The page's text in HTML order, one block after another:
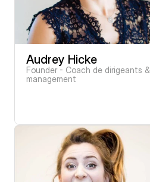
Audrey Hicke
Founder - Coach de dirigeants &
management